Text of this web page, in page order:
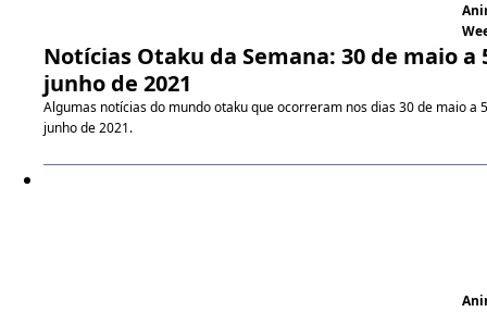
Notícias Otaku da Semana: 30 de maio a
junho de 2021
Algumas notícias do mundo otaku que ocorreram nos dias 30 de maio a
junho de 2021.